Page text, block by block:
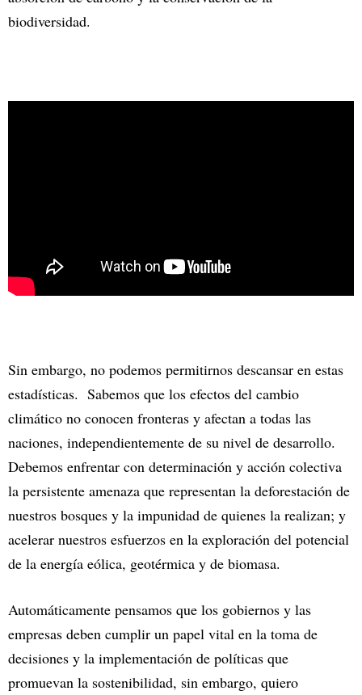
biodiversidad.
Sin embargo, no podemos permitirnos descansar en estas
estadísticas. Sabemos que los efectos del cambio
climático no conocen fronteras y afectan a todas las
naciones, independientemente de su nivel de desarrollo.
Debemos enfrentar con determinación y acción colectiva
la persistente amenaza que representan la deforestación de
nuestros bosques y la impunidad de quienes la realizan; y
acelerar nuestros esfuerzos en la exploración del potencial
de la energía eólica, geotérmica y de biomasa.
Automáticamente pensamos que los gobiernos y las
empresas deben cumplir un papel vital en la toma de
decisiones y la implementación de políticas que
promuevan la sostenibilidad, sin embargo, quiero